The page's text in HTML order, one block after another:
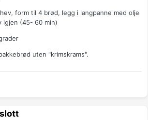
form til 4 brød, legg i langpanne med olje
igjen (45- 60 min)
uten "krimskrams".